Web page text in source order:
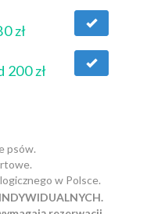
zł
200 zł
psów.
w Polsce.